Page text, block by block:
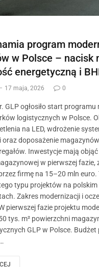
program
w Polsce – nacisk
energetyczną i
17 maja, 2026 0
GLP ogłosiło start programu
logistycznych w Polsce.
na LED, wdrożenie
oraz doposażenie
Inwestycje mają
w pierwszej fazie,
firmę na 15–20 mln euro.
typu projektów na
Zakres modernizacji i
pierwszej fazie projektu
tys. m² powierzchni
GLP w Polsce. Budżet